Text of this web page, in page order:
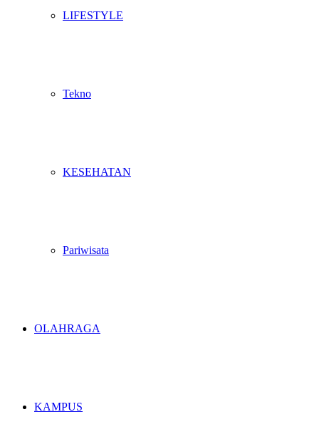
LIFESTYLE
Tekno
KESEHATAN
Pariwisata
OLAHRAGA
KAMPUS